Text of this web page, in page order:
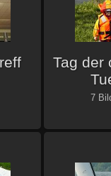
Tag der
7